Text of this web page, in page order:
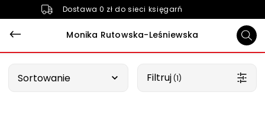
Dostawa 0 zł do sieci księgarń
Monika Rutowska-Leśniewska
Sortowanie Filtruj (1)